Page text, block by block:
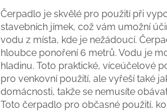
Čerpadlo je skvělé pro použití při
stavebních jímek, což vám umožní
vodu z místa, kde je nežádoucí.
hloubce ponoření 6 metrů. Vodu je
hladinu. Toto praktické, víceúčelové
pro venkovní použití, ale vyřeší také
domácnosti, takže se nemusíte
Toto čerpadlo pro občasné použití,